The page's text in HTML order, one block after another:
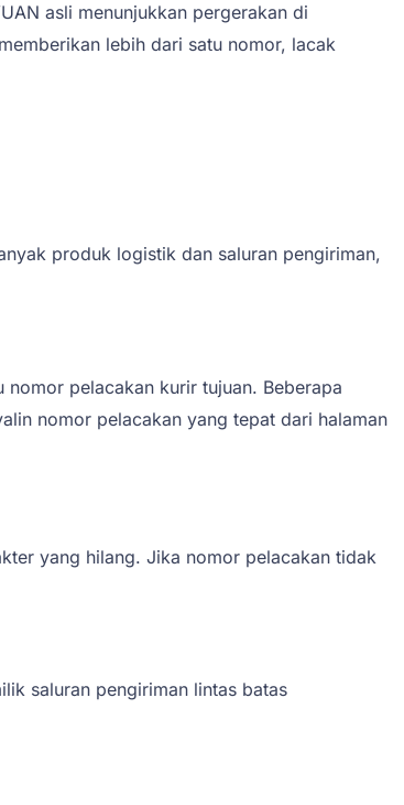
asli menunjukkan pergerakan di
lebih dari satu nomor, lacak
produk logistik dan saluran pengiriman,
pelacakan kurir tujuan. Beberapa
nomor pelacakan yang tepat dari halaman
yang hilang. Jika nomor pelacakan tidak
saluran pengiriman lintas batas